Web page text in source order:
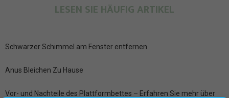
LESEN SIE HÄUFIG ARTIKEL
Schwarzer Schimmel am Fenster entfernen
Anus Bleichen Zu Hause
Vor- und Nachteile des Plattformbettes – Erfahren Sie mehr über